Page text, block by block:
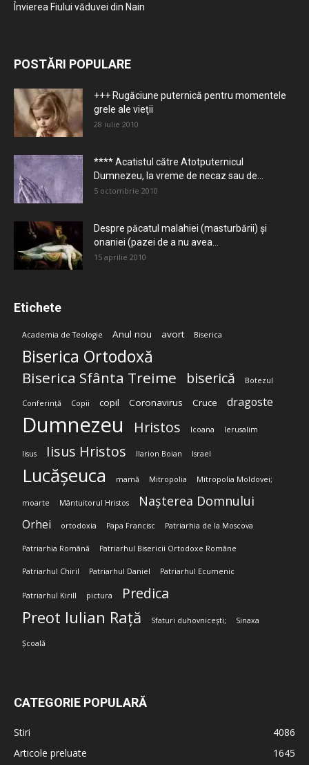
Învierea Fiului văduvei din Nain
POSTĂRI POPULARE
+++ Rugăciune puternică pentru momentele
grele ale vieţii
28 iulie 2010
**** Acatistul către Atotputernicul
Dumnezeu, la vreme de necaz sau de...
5 octombrie 2010
Despre păcatul malahiei (masturbării) şi
onaniei (pazei de a nu avea...
15 aprilie 2010
Etichete
Academia de Teologie Anul nou avort Biserica
Biserica Ortodoxă
Biserica Sfânta Treime biserică Botezul
Conferință Copii copil Coronavirus Cruce dragoste
Dumnezeu Hristos Icoana Ierusalim
Iisus Iisus Hristos Ilarion Boian Israel
Lucășeuca mamă Mitropolia Mitropolia Moldovei;
moarte Mântuitorul Hristos Nașterea Domnului
Orhei ortodoxia Papa Francisc Patriarhia de la Moscova
Patriarhia Română Patriarhul Bisericii Ortodoxe Române
Patriarhul Chiril Patriarhul Daniel Patriarhul Ecumenic
Patriarhul Kirill pictura Predica
Preot Iulian Rață Sfaturi duhovnicești; Sinaxa
Școală
CATEGORIE POPULARĂ
Stiri
4086
Articole preluate
1645